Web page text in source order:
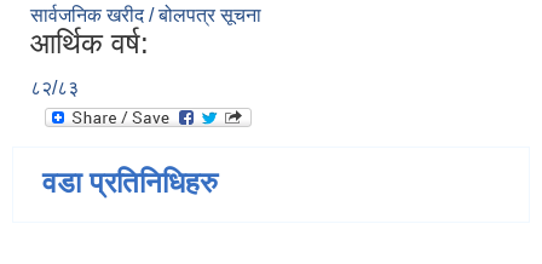
सार्वजनिक खरीद / बोलपत्र सूचना
आर्थिक वर्ष:
८२/८३
वडा प्रतिनिधिहरु